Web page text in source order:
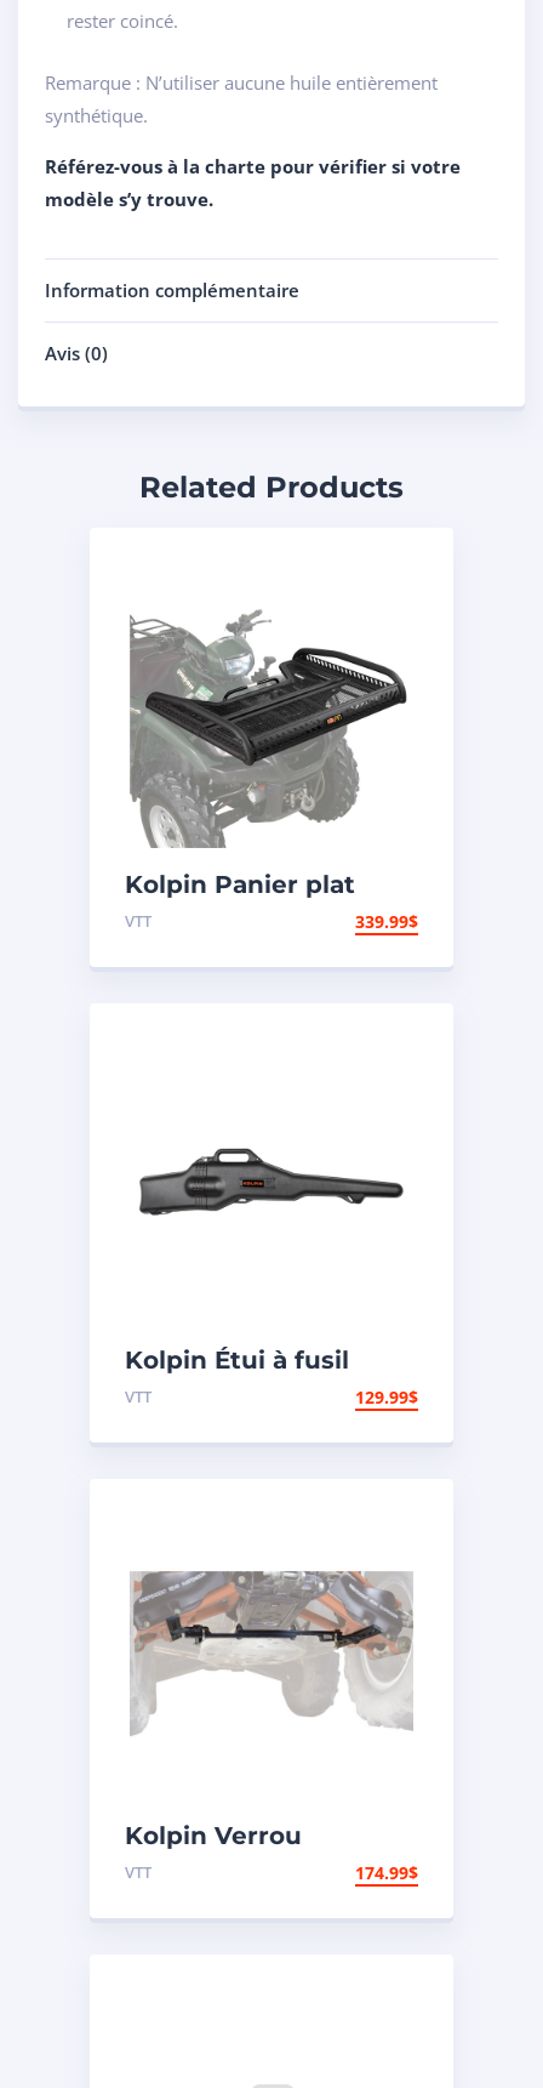
rester coincé.
Remarque : N’utiliser aucune huile entièrement
synthétique.
Référez-vous à la charte pour vérifier si votre
modèle s’y trouve.
Information complémentaire
Avis (0)
Related Products
Kolpin Panier plat
pliant
VTT 339.99$
Kolpin Étui à fusil
« Gun Boot IV »
VTT 129.99$
Kolpin Verrou
universel de
suspension arrière
indépendante
VTT 174.99$